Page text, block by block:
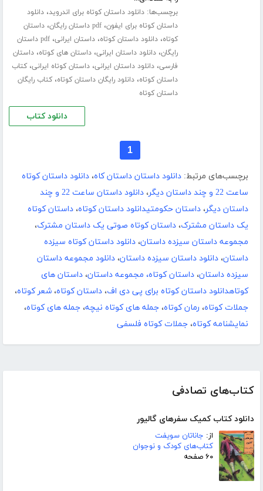
کتاب‌های تصادفی
دانلود کتاب کمیک سفرهای گالیور
از: جاناتان سویفت
کتاب‌های کودک و نوجوان
۶۰ صفحه
برچسب‌ها:دانلود داستان کوتاه برای اندروید،دانلود
داستان کوتاه برای ایفون،pdf داستان رایگان ،داستان
کوتاه،دانلود داستان کوتاه،داستان ایرانی،
pdf داستان
رایگان،دانلود داستان ایرانی،داستان های کوتاه،داستان
فارسی،دانلود داستان ایرانی،داستان کوتاه ایرانی،کتاب
داستان کوتاه،دانلود رایگان داستان کوتاه،کتاب رایگان
داستان کوتاه
دانلود کتاب
1
برچسب‌های مرتبط: دانلود داستان داستان کاه، دانلود داستان کوتاه
ساعت 22 و چند داستان دیگر
،
دانلود داستان ساعت 22 و چند
داستان دیگر، داستان حکومتیدانلود داستان کوتاه، داستان کوتاه
یک داستان مشترک، داستان کوتاه صوتی یک داستان مشترک،
مجموعه داستان سیزده داستان، دانلود داستان کوتاه سیزده
داستان، دانلود داستان سیزده داستان، دانلود مجموعه داستان
سیزده داستان، داستان کوتاه، مجموعه داستان، داستان های
کوتاهدانلود داستان کوتاه برای پی دی اف، داستان کوتاه، شعر کوتاه،
جملات کوتاه، رمان کوتاه، جمله های کوتاه نیچه، جمله های کوتاه،
نمایشنامه کوتاه، جملات کوتاه فلسفی